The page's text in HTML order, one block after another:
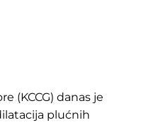
(KCCG) danas je
plućnih